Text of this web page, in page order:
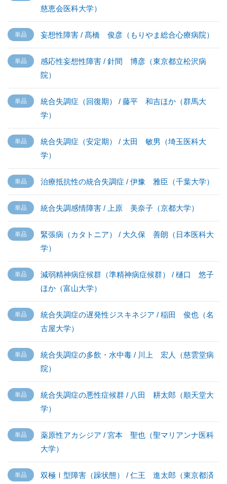
慈恵会医科大学）
妄想性障害 / 髙橋 俊彦（もりやま総合心療病院）
感応性妄想性障害 / 針間 博彦（東京都立松沢病
院）
統合失調症（回復期） / 藤平 和吉ほか（群馬大
学）
統合失調症（安定期） / 太田 敏男（埼玉医科大
学）
治療抵抗性の統合失調症 / 伊豫 雅臣（千葉大学）
統合失調感情障害 / 上原 美奈子（京都大学）
緊張病（カタトニア） / 大久保 善朗（日本医科大
学）
減弱精神病症候群（準精神病症候群） / 樋口 悠子
ほか（富山大学）
統合失調症の遅発性ジスキネジア / 稲田 俊也（名
古屋大学）
統合失調症の多飲・水中毒 / 川上 宏人（慈雲堂病
院）
統合失調症の悪性症候群 / 八田 耕太郎（順天堂大
学）
薬原性アカシジア / 宮本 聖也（聖マリアンナ医科
大学）
双極Ⅰ型障害（躁状態） / 仁王 進太郎（東京都済